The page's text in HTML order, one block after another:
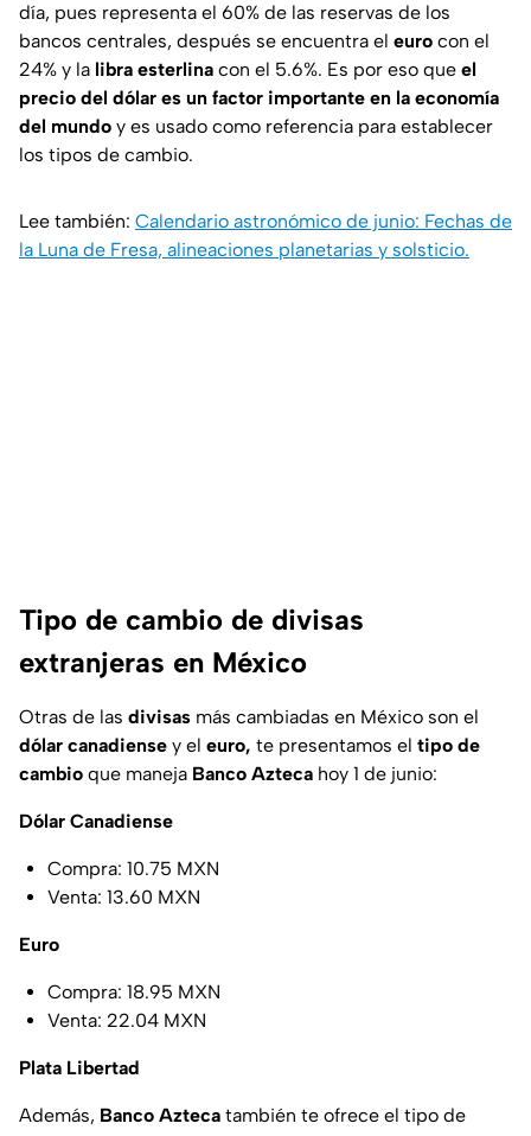
día, pues representa el 60% de las reservas de los
bancos centrales, después se encuentra el euro con el
24% y la libra esterlina con el 5.6%. Es por eso que el
precio del dólar es un factor importante en la economía
del mundo y es usado como referencia para establecer
los tipos de cambio.
Lee también: Calendario astronómico de junio: Fechas de
la Luna de Fresa, alineaciones planetarias y solsticio.
Tipo de cambio de divisas
extranjeras en México
Otras de las divisas más cambiadas en México son el
dólar canadiense y el euro, te presentamos el tipo de
cambio que maneja Banco Azteca hoy 1 de junio:
Dólar Canadiense
Compra: 10.75 MXN
Venta: 13.60 MXN
Euro
Compra: 18.95 MXN
Venta: 22.04 MXN
Plata Libertad
Además, Banco Azteca también te ofrece el tipo de